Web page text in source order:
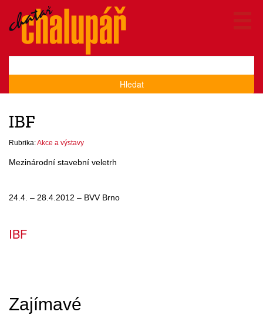
Hledat
IBF
Rubrika:Akce a výstavy
Mezinárodní stavební veletrh
24.4. – 28.4.2012 – BVV Brno
IBF
Zajímavé